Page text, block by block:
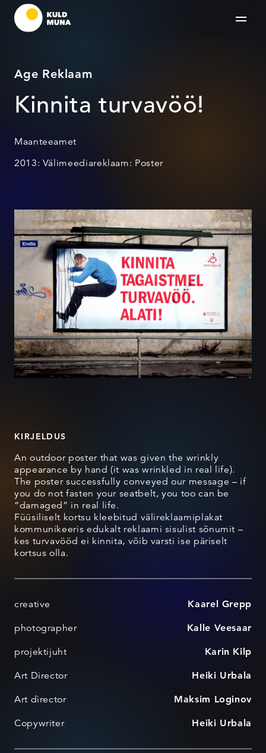
Age Reklaam
Kinnita turvavöö!
Maanteeamet
2013: Välimeediareklaam: Poster
KIRJELDUS
An outdoor poster that was given the wrinkly
appearance by hand (it was wrinkled in real life).
The poster successfully conveyed our message – if
you do not fasten your seatbelt, you too can be
“damaged” in real life.
Füüsiliselt kortsu kleebitud välireklaamiplakat
kommunikeeris edukalt reklaami sisulist sõnumit –
kes turvavööd ei kinnita, võib varsti ise päriselt
kortsus olla.
creative Kaarel Grepp
photographer Kalle Veesaar
projektijuht Karin Kilp
Art Director Heiki Urbala
Art director Maksim Loginov
Copywriter Heiki Urbala